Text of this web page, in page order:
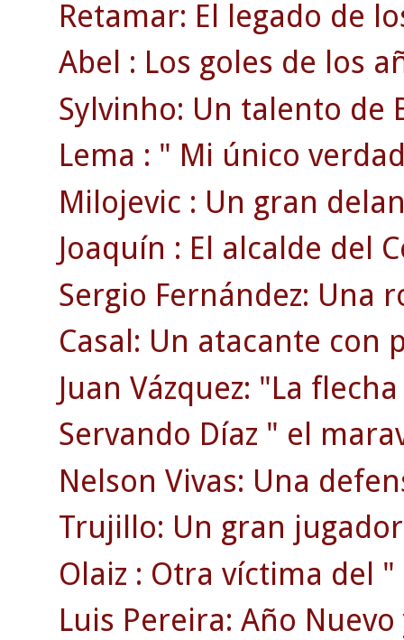
Retamar: El legado de
Abel : Los goles de los
Sylvinho: Un talento de
Lema : " Mi único
Milojevic : Un gran
Joaquín : El alcalde del
Sergio Fernández: Una
Casal: Un atacante con
Juan Vázquez: "La
Servando Díaz " el
Nelson Vivas: Una
Trujillo: Un gran
Olaiz : Otra víctima del
Luis Pereira: Año